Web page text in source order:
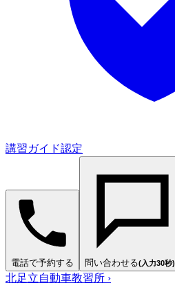
講習ガイド認定
電話で予約する 問い合わせる(入力30秒)
北足立自動車教習所 ›